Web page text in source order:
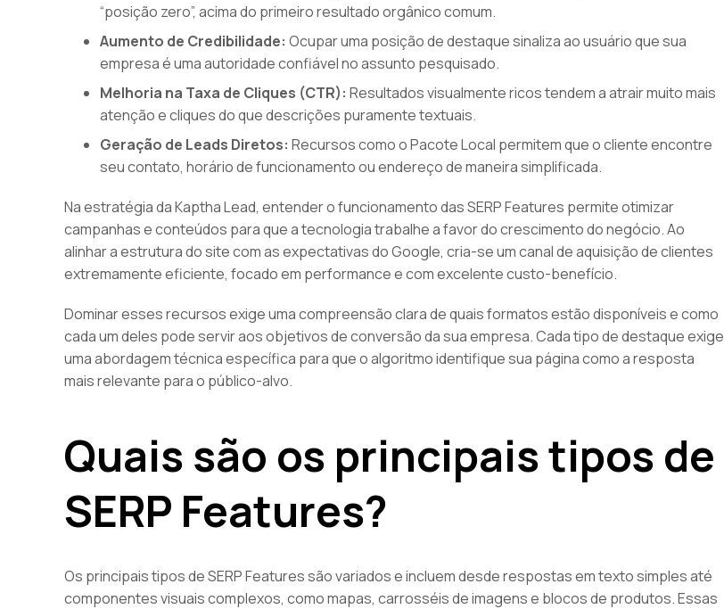
“posição zero”, acima do primeiro resultado orgânico comum.
Aumento de Credibilidade: Ocupar uma posição de destaque sinaliza ao usuário que sua
empresa é uma autoridade confiável no assunto pesquisado.
Melhoria na Taxa de Cliques (CTR): Resultados visualmente ricos tendem a atrair muito mais
atenção e cliques do que descrições puramente textuais.
Geração de Leads Diretos: Recursos como o Pacote Local permitem que o cliente encontre
seu contato, horário de funcionamento ou endereço de maneira simplificada.
Na estratégia da Kaptha Lead, entender o funcionamento das SERP Features permite otimizar
campanhas e conteúdos para que a tecnologia trabalhe a favor do crescimento do negócio. Ao
alinhar a estrutura do site com as expectativas do Google, cria-se um canal de aquisição de clientes
extremamente eficiente, focado em performance e com excelente custo-benefício.
Dominar esses recursos exige uma compreensão clara de quais formatos estão disponíveis e como
cada um deles pode servir aos objetivos de conversão da sua empresa. Cada tipo de destaque exige
uma abordagem técnica específica para que o algoritmo identifique sua página como a resposta
mais relevante para o público-alvo.
Quais são os principais tipos de
SERP Features?
Os principais tipos de SERP Features são variados e incluem desde respostas em texto simples até
componentes visuais complexos, como mapas, carrosséis de imagens e blocos de produtos. Essas